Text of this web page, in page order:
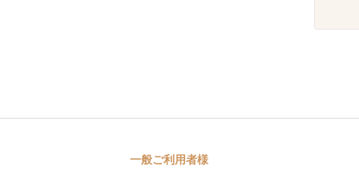
一般ご利用者様